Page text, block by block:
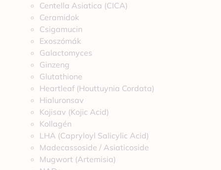
Centella Asiatica (CICA)
Ceramidok
Csigamucin
Exoszómák
Galactomyces
Ginzeng
Glutathione
Heartleaf (Houttuynia Cordata)
Hialuronsav
Kojisav (Kojic Acid)
Kollagén
LHA (Capryloyl Salicylic Acid)
Madecassoside / Asiaticoside
Mugwort (Artemisia)